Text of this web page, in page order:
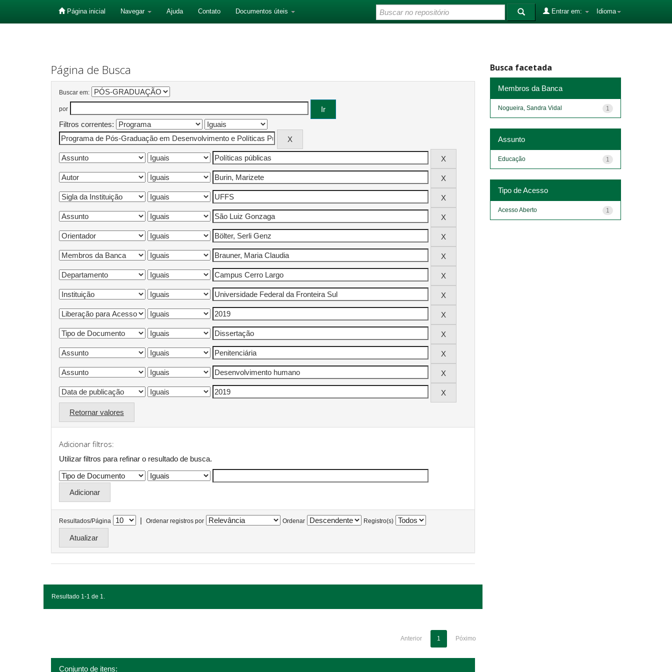
Página inicial Navegar Ajuda Contato Documentos úteis Idioma
Entrar em:
Página de Busca
Buscar em:
por
Filtros correntes:
Retornar valores
Adicionar filtros:
Utilizar filtros para refinar o resultado de busca.
Resultados/Página | Ordenar registros por Ordenar Registro(s)
Resultado 1-1 de 1.
Anterior 1 Póximo
Conjunto de itens:
Busca facetada
Membros da Banca
1
Nogueira, Sandra Vidal
Assunto
1
Educação
Tipo de Acesso
1
Acesso Aberto